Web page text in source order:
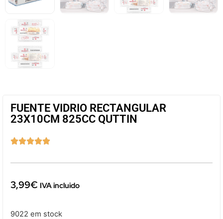
FUENTE VIDRIO RECTANGULAR
23X10CM 825CC QUTTIN

3,99€ IVA incluido
9022 em stock